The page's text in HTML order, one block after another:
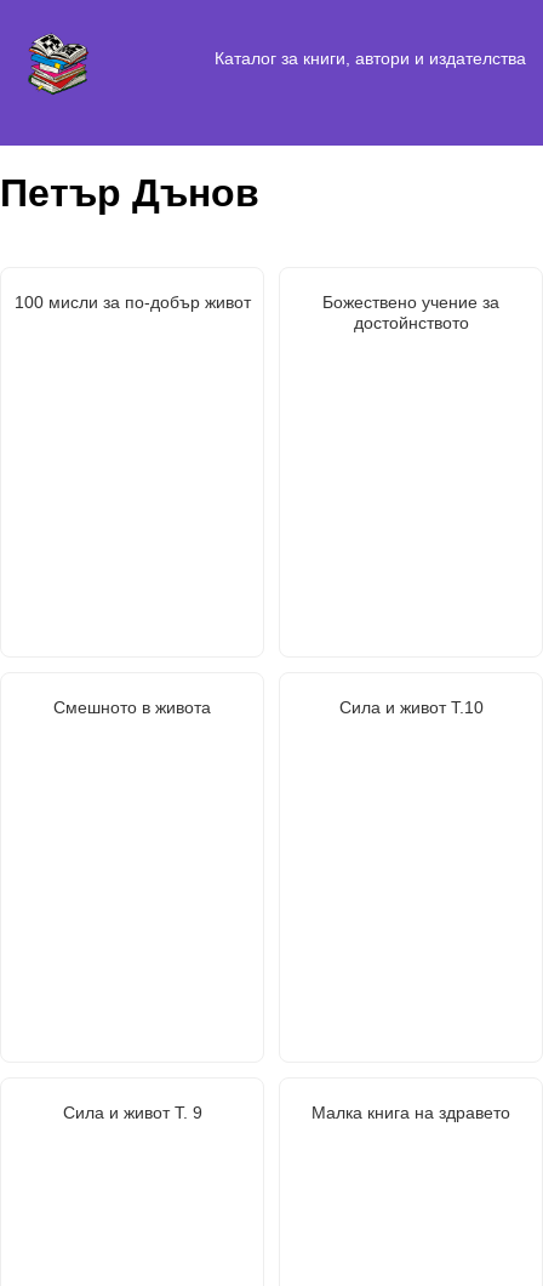
Каталог за книги, автори и издателства
Петър Дънов
100 мисли за по-добър живот
Божествено учение за
достойнството
Смешното в живота Сила и живот Т.10
Сила и живот Т. 9 Малка книга на здравето